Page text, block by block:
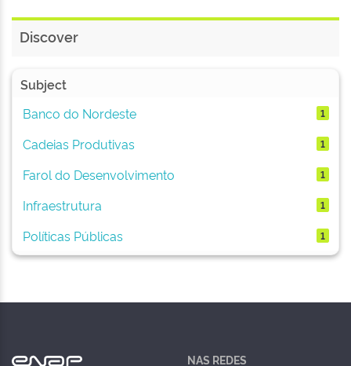
Discover
Subject
Banco do Nordeste
1
Cadeias Produtivas 1
Farol do Desenvolvimento 1
Infraestrutura 1
Políticas Públicas 1
NAS REDES